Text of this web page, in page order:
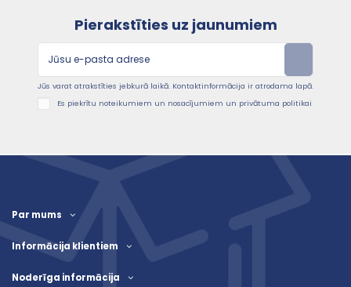
Pierakstīties uz jaunumiem
Jūs varat atrakstīties jebkurā laikā. Kontaktinformācija ir atrodama lapā.
Es piekrītu noteikumiem un nosacījumiem un privātuma politikai
Par mums
Informācija klientiem
Noderīga informācija